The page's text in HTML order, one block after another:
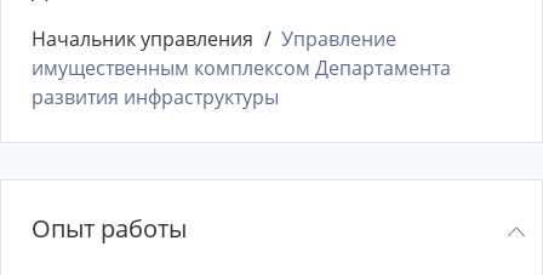
Начальник управления
Управление
имущественным комплексом Департамента
развития инфраструктуры
Опыт работы